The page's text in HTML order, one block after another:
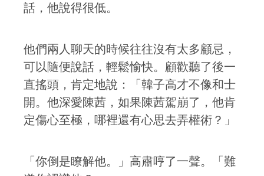
話，他說得很低。
他們兩人聊天的時候往往沒有太多顧忌，
可以隨便說話，輕鬆愉快。顧歡聽了後一
直搖頭，肯定地說：「韓子高才不像和士
開。他深愛陳茜，如果陳茜駕崩了，他肯
定傷心至極，哪裡還有心思去弄權術？」
「你倒是瞭解他。」高肅哼了一聲。「難